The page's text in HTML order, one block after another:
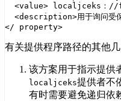
<value> localjceks：
<description>用于询问受
有关提供程序路径的其他几
该方案用于指示提供
localjceks提供者不
有时需要避免递归依